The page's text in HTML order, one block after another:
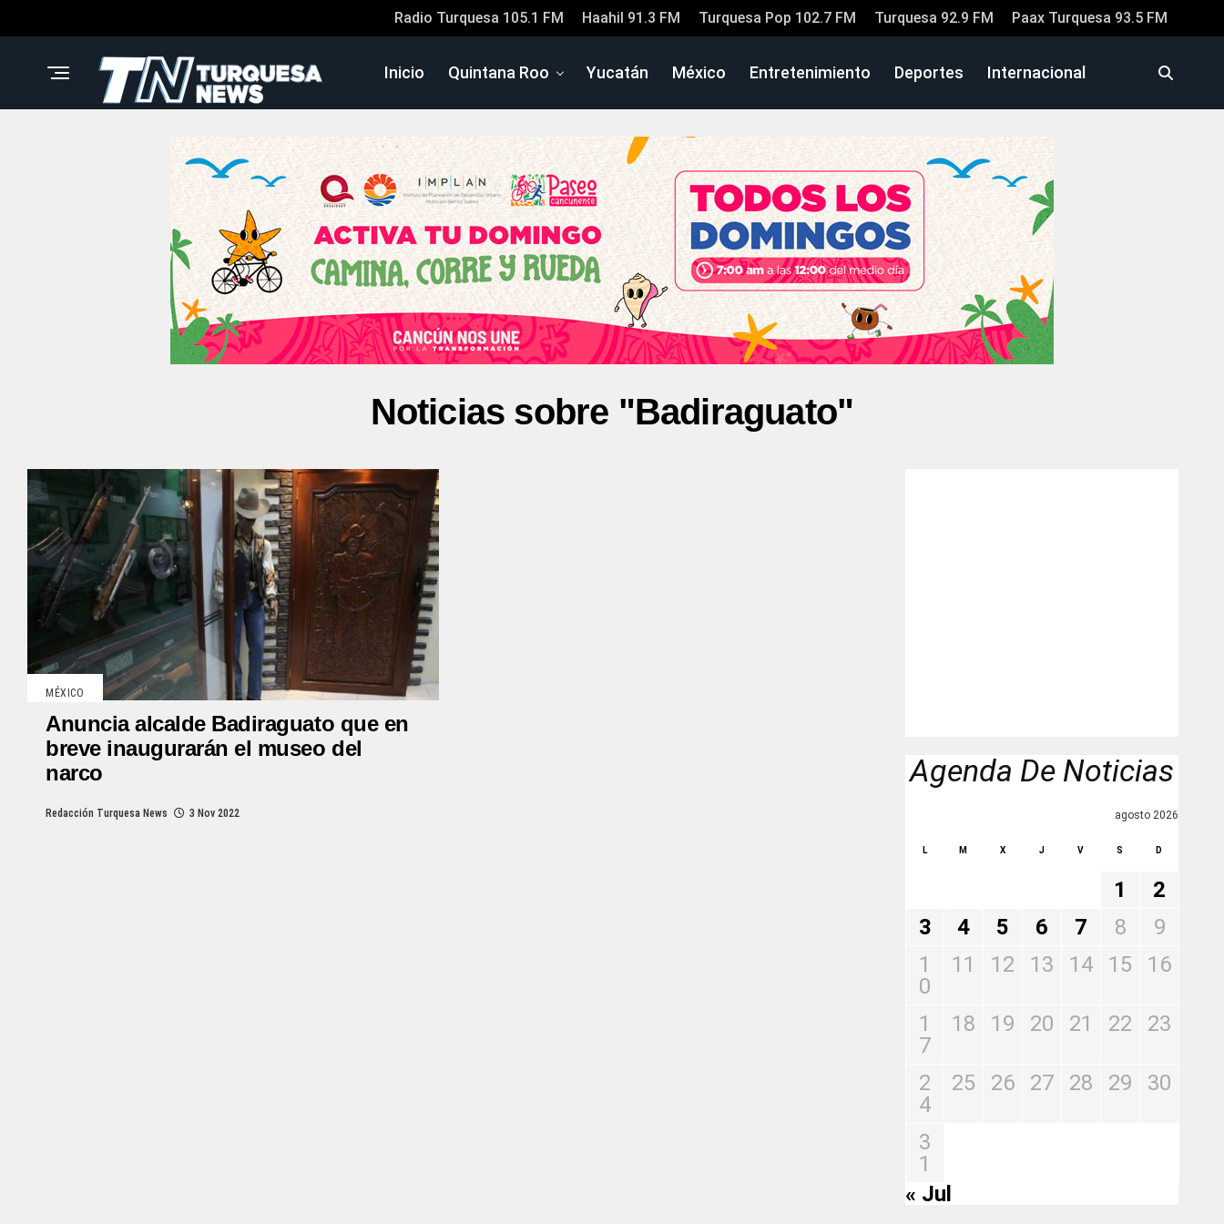
Radio Turquesa 105.1 FM Haahil 91.3 FM Turquesa Pop 102.7 FM Turquesa 92.9 FM Paax Turquesa 93.5 FM
Inicio Quintana Roo Yucatán México Entretenimiento Deportes Internacional
Noticias sobre "Badiraguato"
MÉXICO
Anuncia alcalde Badiraguato que en
breve inaugurarán el museo del
narco
Redacción Turquesa News 3 Nov 2022
Agenda De Noticias
agosto 2026
L M X J V S D
1
2
3
4 5 6 7 8
9
1
0
11 12 13 14 15 16
1
7
18 19 20 21 22 23
2
4
25 26 27 28 29 30
3
1
« Jul